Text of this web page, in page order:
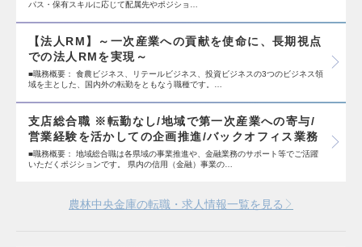
パス・保有スキルに応じて配属先やポジショ…
【法人RM】～一次産業への貢献を使命に、長期視点
での法人RMを実現～
■職務概要： 食農ビジネス、リテールビジネス、投資ビジネスの3つのビジネス領
域を主とした、国内外の転勤をともなう職種です。…
支店総合職 ※転勤なし/地域で第一次産業への寄与/
営業経験を活かしての企画推進/バックオフィス業務
■職務概要： 地域総合職は各県域の事業推進や、金融業務のサポート等でご活躍
いただくポジションです。 県内の信用（金融）事業の…
農林中央金庫の転職・求人情報一覧を見る